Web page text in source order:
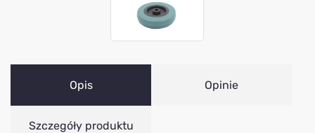
Opis Opinie
Szczegóły produktu